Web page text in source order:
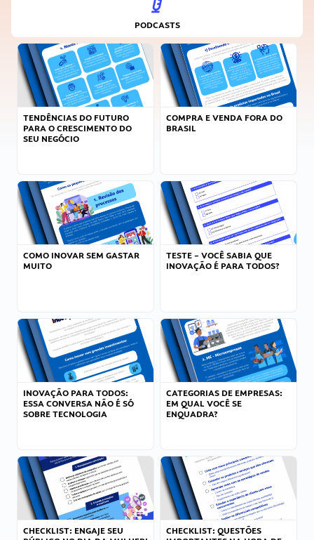
PODCASTS
TENDÊNCIAS DO FUTURO
PARA O CRESCIMENTO DO
SEU NEGÓCIO
COMPRA E VENDA FORA DO
BRASIL
COMO INOVAR SEM GASTAR
MUITO
TESTE – VOCÊ SABIA QUE
INOVAÇÃO É PARA TODOS?
INOVAÇÃO PARA TODOS:
ESSA CONVERSA NÃO É SÓ
SOBRE TECNOLOGIA
CATEGORIAS DE EMPRESAS:
EM QUAL VOCÊ SE
ENQUADRA?
CHECKLIST: ENGAJE SEU
CHECKLIST: QUESTÕES